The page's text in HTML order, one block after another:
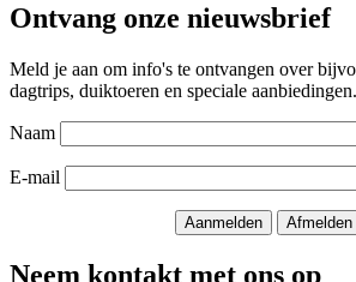
Ontvang onze nieuwsbrief
Meld je aan om info's te ontvangen over
dagtrips, duiktoeren en speciale aanbiedingen.
Naam
E-mail
Neem kontakt met ons op